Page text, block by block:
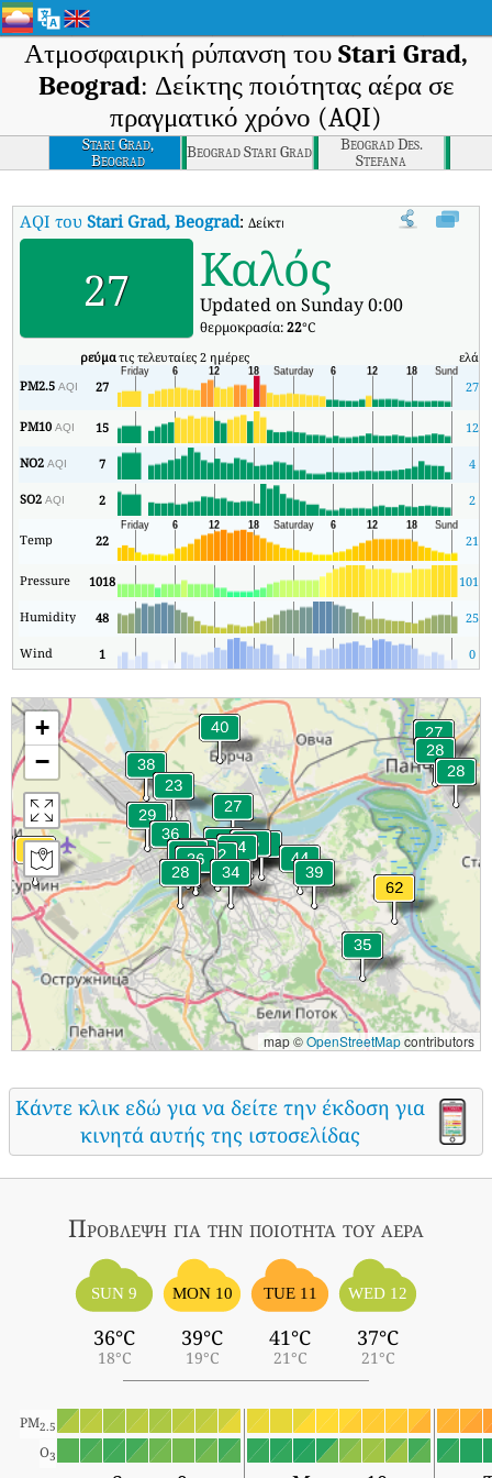
Ατμοσφαιρική ρύπανση του Stari Grad,
Beograd: Δείκτης ποιότητας αέρα σε
πραγματικό χρόνο (AQI)
Stari Grad,
Beograd
Beograd Stari Grad
Beograd Des.
Stefana
AQI τουStari Grad, Beograd:Δείκτης ποιότητας αέρα σε
27 Καλός
Updated on Sunday 0:00
θερμοκρασία:22°C
ρεύματις τελευταίες 2 ημέρες ελάχ
PM2.5AQI 27 27
PM10AQI 15 12
NO2AQI 7 4
SO2AQI 2 2
Temp 22 21
Pressure 1018 1011
Humidity 48 25
Wind 1 0
+
−
map ©OpenStreetMapcontributors
Κάντε κλικ εδώ για να δείτε την έκδοση για
κινητά αυτής της ιστοσελίδας
Πρόβλεψη για την ποιότητα του αέρα
SUN 9
36°C
18°C
MON 10
39°C
19°C
TUE 11
41°C
21°C
WED 12
37°C
21°C
PM2.5
O3